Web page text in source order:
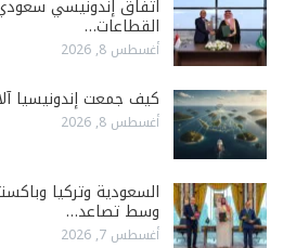
اتفاق إندونيسي
القطاعات…
أغسطس 8, 2026
كيف جمعت إندونيسيا
أغسطس 8, 2026
السعودية وتركيا
وسط تصاعد…
أغسطس 7, 2026